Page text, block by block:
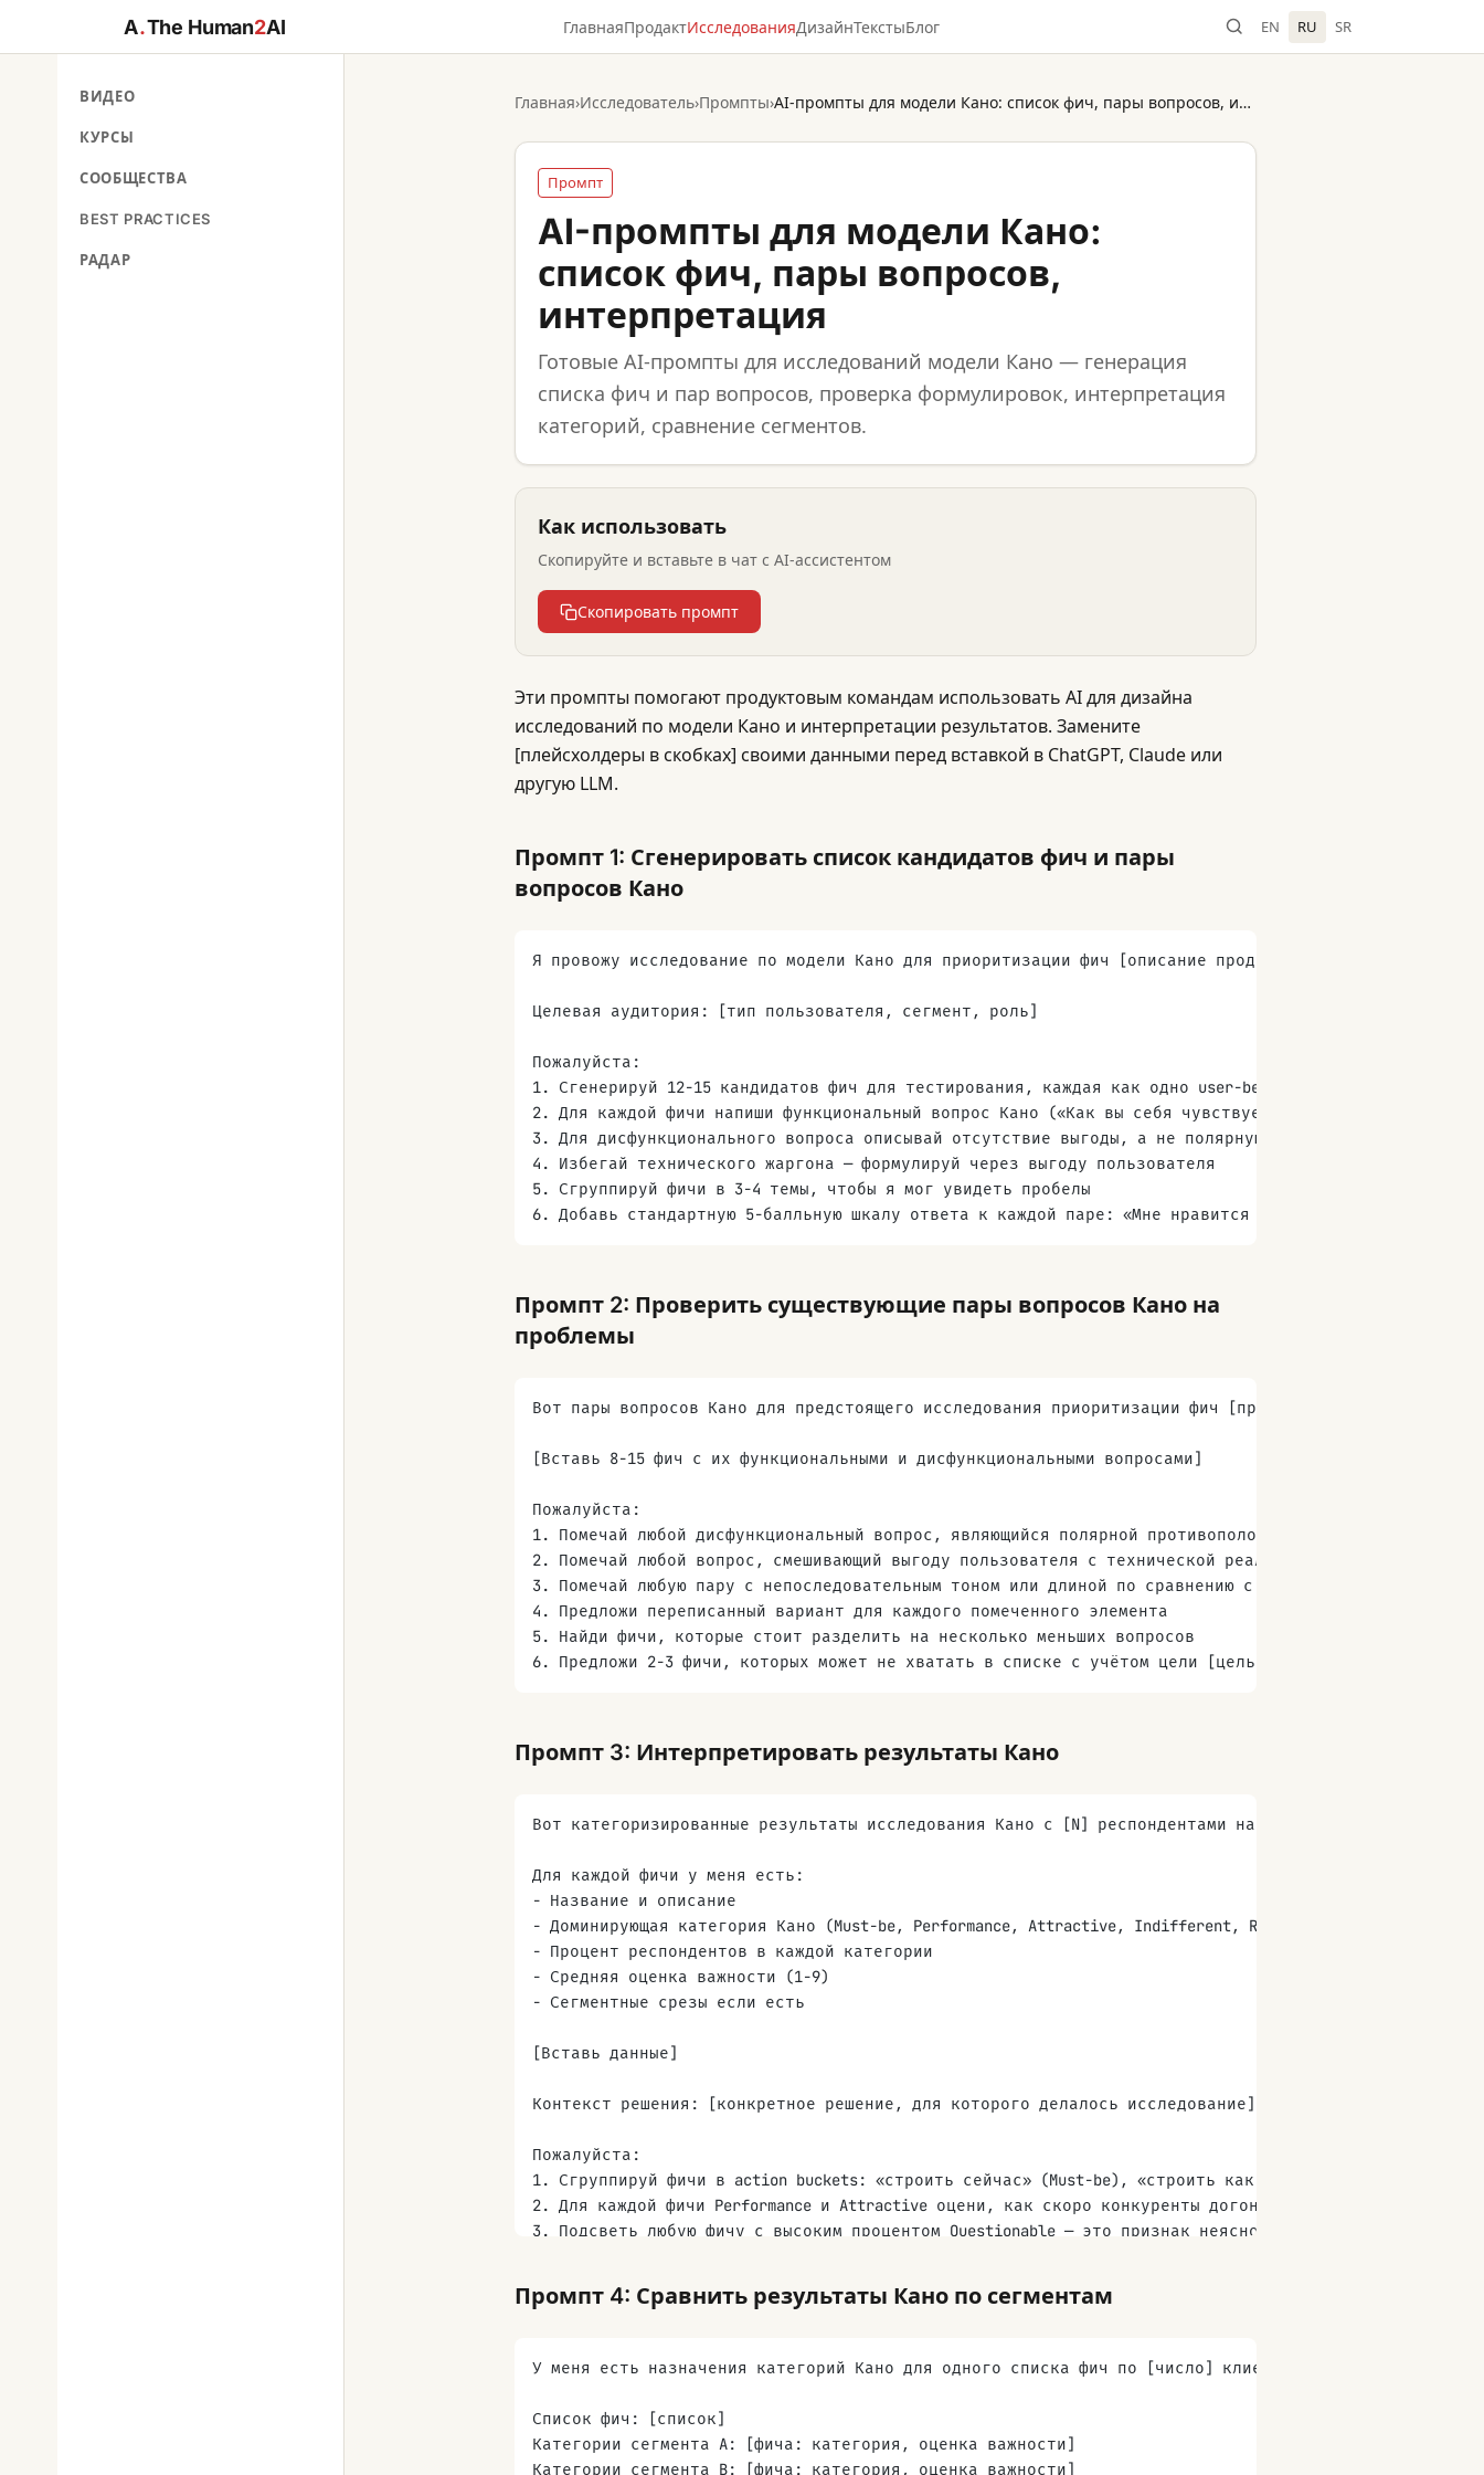
A.The Human2AI ГлавнаяПродактИсследованияДизайнТекстыБлог EN RU SR
ВИДЕО
КУРСЫ
СООБЩЕСТВА
BEST PRACTICES
РАДАР
Главная›Исследователь›Промпты› AI-промпты для модели Кано: список фич, пары вопросов, интерпретация
Промпт
AI-промпты для модели Кано:
список фич, пары вопросов,
интерпретация
Готовые AI-промпты для исследований модели Кано — генерация
списка фич и пар вопросов, проверка формулировок, интерпретация
категорий, сравнение сегментов.
Как использовать
Скопируйте и вставьте в чат с AI-ассистентом
Скопировать промпт
Эти промпты помогают продуктовым командам использовать AI для дизайна
исследований по модели Кано и интерпретации результатов. Замените
[плейсхолдеры в скобках] своими данными перед вставкой в ChatGPT, Claude или
другую LLM.
Промпт 1: Сгенерировать список кандидатов фич и пары
вопросов Кано
Я провожу исследование по модели Кано для приоритизации фич [описание продукта]. Решение, на
Целевая аудитория: [тип пользователя, сегмент, роль]
Пожалуйста:
1. Сгенерируй 12-15 кандидатов фич для тестирования, каждая как одно user-benefit утверждение из 8-
2. Для каждой фичи напиши функциональный вопрос Кано («Как вы себя чувствуете, если у вас
3. Для дисфункционального вопроса описывай отсутствие выгоды, а не полярную противоположность
4. Избегай технического жаргона — формулируй через выгоду пользователя
5. Сгруппируй фичи в 3-4 темы, чтобы я мог увидеть пробелы
6. Добавь стандартную 5-балльную шкалу ответа к каждой паре: «Мне нравится / Я ожидаю / Мне всё
Промпт 2: Проверить существующие пары вопросов Кано на
проблемы
Вот пары вопросов Кано для предстоящего исследования приоритизации фич [продукт]:
[Вставь 8-15 фич с их функциональными и дисфункциональными вопросами]
Пожалуйста:
1. Помечай любой дисфункциональный вопрос, являющийся полярной противоположностью
2. Помечай любой вопрос, смешивающий выгоду пользователя с технической реализацией
3. Помечай любую пару с непоследовательным тоном или длиной по сравнению с остальными
4. Предложи переписанный вариант для каждого помеченного элемента
5. Найди фичи, которые стоит разделить на несколько меньших вопросов
6. Предложи 2-3 фичи, которых может не хватать в списке с учётом цели [цель исследования]
Промпт 3: Интерпретировать результаты Кано
Вот категоризированные результаты исследования Кано с [N] респондентами на тему [тема]:
Для каждой фичи у меня есть:
- Название и описание
- Доминирующая категория Кано (Must-be, Performance, Attractive, Indifferent, Reverse, Questionable)
- Процент респондентов в каждой категории
- Средняя оценка важности (1-9)
- Сегментные срезы если есть
[Вставь данные]
Контекст решения: [конкретное решение, для которого делалось исследование]
Пожалуйста:
1. Сгруппируй фичи в action buckets: «строить сейчас» (Must-be), «строить как дифференциатор»
2. Для каждой фичи Performance и Attractive оцени, как скоро конкуренты догонят и категория
3. Подсветь любую фичу с высоким процентом Questionable — это признак неясной формулировки
6. Перечисли топ-3-5 фич для постройки и нижние 3-5 для отбрасывания
Промпт 4: Сравнить результаты Кано по сегментам
У меня есть назначения категорий Кано для одного списка фич по [число] клиентским сегментам:
Список фич: [список]
Категории сегмента A: [фича: категория, оценка важности]
Категории сегмента B: [фича: категория, оценка важности]